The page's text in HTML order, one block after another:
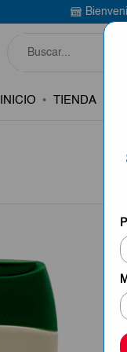
Bienvenido a Esencial
INICIO TIENDA